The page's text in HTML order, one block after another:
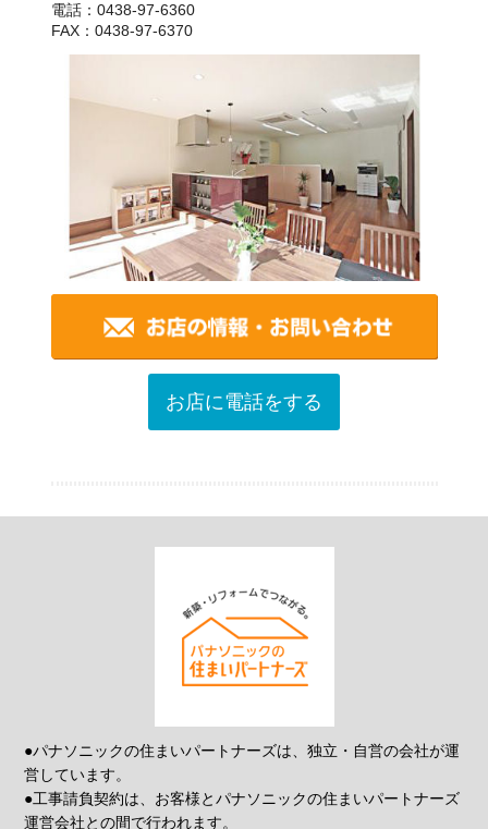
電話：0438-97-6360
FAX：0438-97-6370
お店に電話をする
●パナソニックの住まいパートナーズは、独立・自営の会社が運
営しています。
●工事請負契約は、お客様とパナソニックの住まいパートナーズ
運営会社との間で行われます。